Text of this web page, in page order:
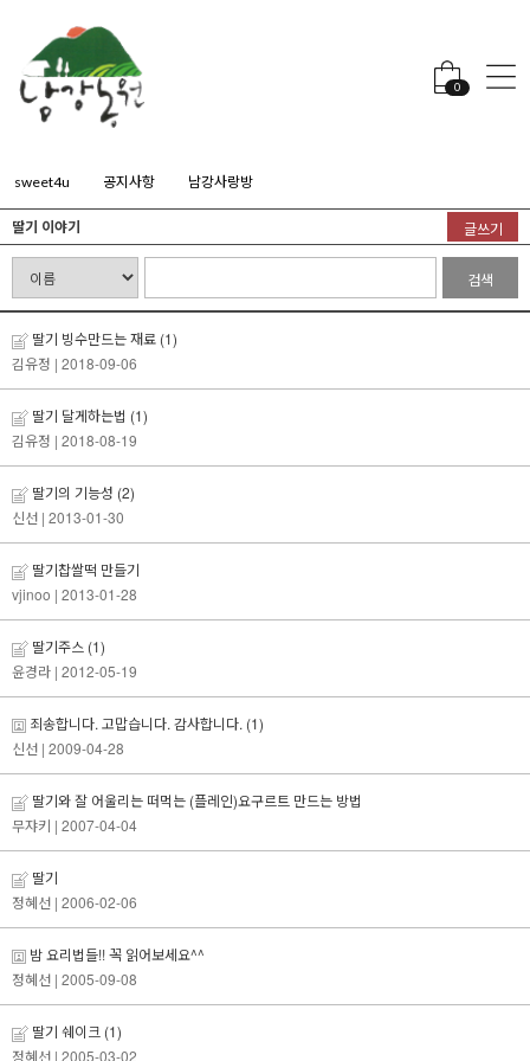
0
sweet4u 공지사항 남강사랑방
딸기 이야기 글쓰기
검색
딸기 빙수만드는 재료 (1)
김유정 | 2018-09-06
딸기 달게하는법 (1)
김유정 | 2018-08-19
딸기의 기능성 (2)
신선 | 2013-01-30
딸기찹쌀떡 만들기
vjinoo | 2013-01-28
딸기주스 (1)
윤경라 | 2012-05-19
죄송합니다. 고맙습니다. 감사합니다. (1)
신선 | 2009-04-28
딸기와 잘 어울리는 떠먹는 (플레인)요구르트 만드는 방법
무쟈키 | 2007-04-04
딸기
정혜선 | 2006-02-06
밤 요리법들!! 꼭 읽어보세요^^
정혜선 | 2005-09-08
딸기 쉐이크 (1)
정혜선 | 2005-03-02